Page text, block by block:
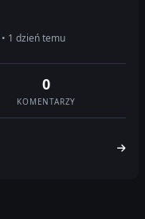
1 dzień temu
0
KOMENTARZY